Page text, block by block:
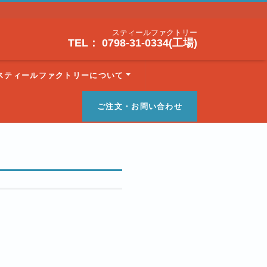
スティールファクトリー
TEL： 0798-31-0334(工場)
ティールファクトリーについて
ご注文・お問い合わせ